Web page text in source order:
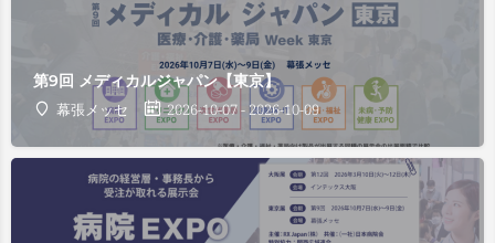
第9回 メディカルジャパン【東京】
幕張メッセ
2026-10-07 - 2026-10-09